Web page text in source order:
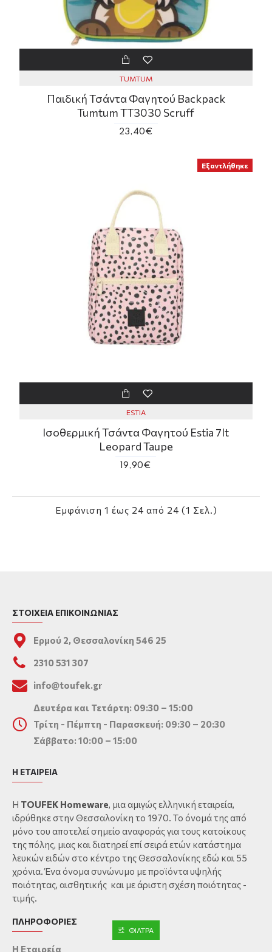
TUMTUM
Παιδική Τσάντα Φαγητού Backpack
Tumtum TT3030 Scruff
23,40€
Εξαντλήθηκε
ESTIA
Ισοθερμική Τσάντα Φαγητού Estia 7lt
Leopard Taupe
19,90€
Εμφάνιση 1 έως 24 από 24 (1 Σελ.)
ΣΤΟΙΧΕΙΑ ΕΠΙΚΟΙΝΩΝΙΑΣ
Ερμού 2, Θεσσαλονίκη 546 25
2310 531 307
info@toufek.gr
Δευτέρα και Τετάρτη: 09:30 – 15:00
Τρίτη - Πέμπτη - Παρασκευή: 09:30 – 20:30
Σάββατο: 10:00 – 15:00
Η ΕΤΑΙΡΕΙΑ
Η TOUFEK Homeware, μια αμιγώς ελληνική εταιρεία,
ιδρύθηκε στην Θεσσαλονίκη το 1970. Το όνομά της από
μόνο του αποτελεί σημείο αναφοράς για τους κατοίκους
της πόλης, μιας και διατηρεί επί σειρά ετών κατάστημα
λευκών ειδών στο κέντρο της Θεσσαλονίκης εδώ και 55
χρόνια. Ένα όνομα συνώνυμο με προϊόντα υψηλής
ποιότητας, αισθητικής και με άριστη σχέση ποιότητας -
τιμής.
ΠΛΗΡΟΦΟΡΙΕΣ
Η Εταιρεία
ΦΊΛΤΡΑ